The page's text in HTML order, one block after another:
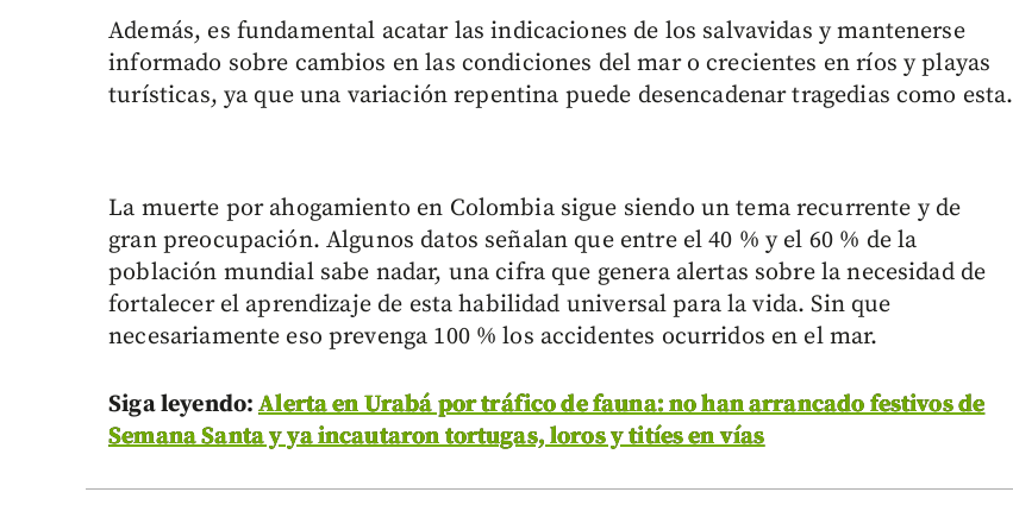
Además, es fundamental acatar las indicaciones de los salvavidas y mantenerse
informado sobre cambios en las condiciones del mar o crecientes en ríos y playas
turísticas, ya que una variación repentina puede desencadenar tragedias como esta.
La muerte por ahogamiento en Colombia sigue siendo un tema recurrente y de
gran preocupación. Algunos datos señalan que entre el 40 % y el 60 % de la
población mundial sabe nadar, una cifra que genera alertas sobre la necesidad de
fortalecer el aprendizaje de esta habilidad universal para la vida. Sin que
necesariamente eso prevenga 100 % los accidentes ocurridos en el mar.
Siga leyendo:Alerta en Urabá por tráfico de fauna: no han arrancado festivos de
Semana Santa y ya incautaron tortugas, loros y titíes en vías